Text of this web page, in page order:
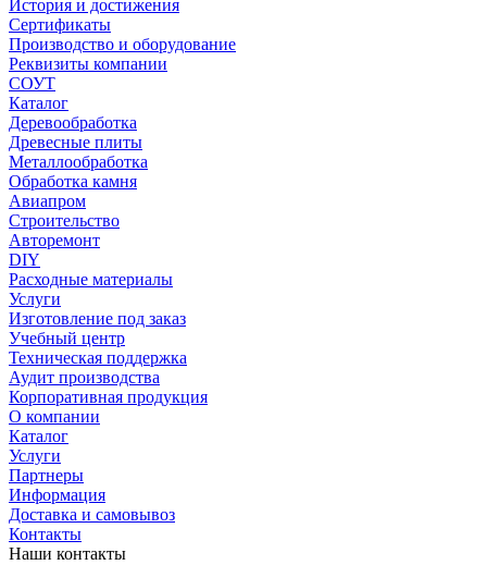
История и достижения
Сертификаты
Производство и оборудование
Реквизиты компании
СОУТ
Каталог
Деревообработка
Древесные плиты
Металлообработка
Обработка камня
Авиапром
Строительство
Авторемонт
DIY
Расходные материалы
Услуги
Изготовление под заказ
Учебный центр
Техническая поддержка
Аудит производства
Корпоративная продукция
О компании
Каталог
Услуги
Партнеры
Информация
Доставка и самовывоз
Контакты
Наши контакты